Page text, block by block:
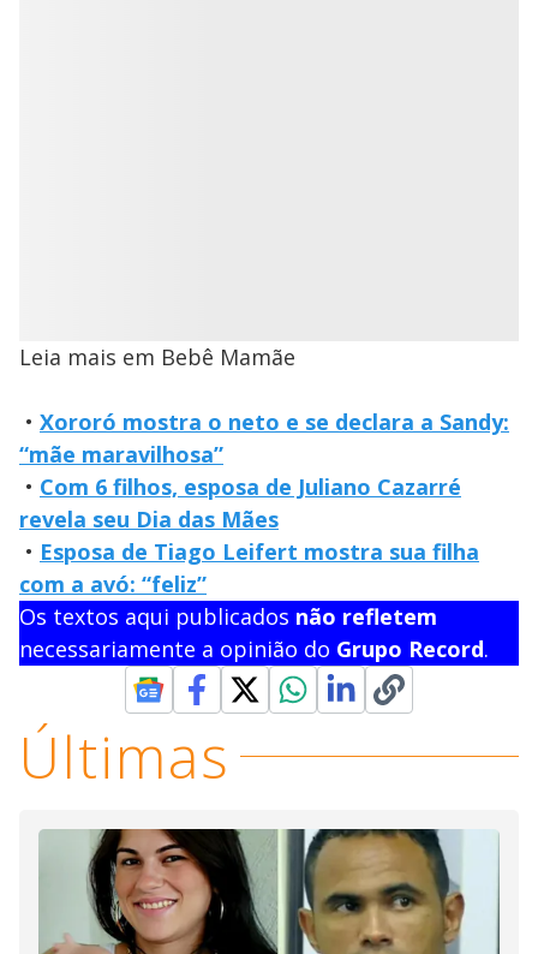
Leia mais em Bebê Mamãe
• Xororó mostra o neto e se declara a Sandy:
“mãe maravilhosa”
• Com 6 filhos, esposa de Juliano Cazarré
revela seu Dia das Mães
• Esposa de Tiago Leifert mostra sua filha
com a avó: “feliz”
Os textos aqui publicados não refletem
necessariamente a opinião do Grupo Record.
Últimas